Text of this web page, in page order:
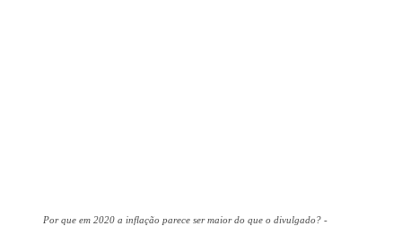
Por que em 2020 a inflação parece ser maior do que o divulgado? -